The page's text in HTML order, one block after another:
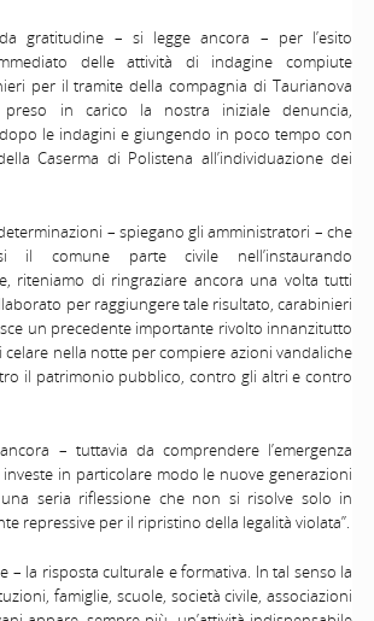
gratitudine – si legge ancora – per l’esito
delle attività di indagine compiute
per il tramite della compagnia di Taurianova
in carico la nostra iniziale denuncia,
le indagini e giungendo in poco tempo con
Caserma di Polistena all’individuazione dei
– spiegano gli amministratori – che
il comune parte civile nell’instaurando
riteniamo di ringraziare ancora una volta tutti
per raggiungere tale risultato, carabinieri
un precedente importante rivolto innanzitutto
nella notte per compiere azioni vandaliche
il patrimonio pubblico, contro gli altri e contro
– tuttavia da comprendere l’emergenza
in particolare modo le nuove generazioni
seria riflessione che non si risolve solo in
repressive per il ripristino della legalità violata”.
– la risposta culturale e formativa. In tal senso la
famiglie, scuole, società civile, associazioni